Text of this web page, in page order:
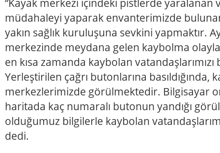
müdahaleyi yaparak envanterimizde
yakın sağlık kuruluşuna sevkini yapmaktır.
merkezinde meydana gelen kaybolma
en kısa zamanda kaybolan vatandaşlarımızı
Yerleştirilen çağrı butonlarına basıldığında,
merkezlerimizde görülmektedir. Bilgisayar
haritada kaç numaralı butonun yandığı
olduğumuz bilgilerle kaybolan
dedi.